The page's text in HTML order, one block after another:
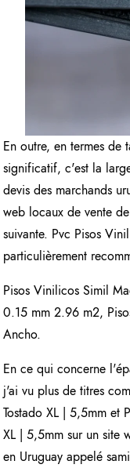
En outre, en termes de
significatif, c'est la
devis des marchands
web locaux de vente
suivante. Pvc Pisos
particulièrement
Pisos Vinilicos Simil
0.15 mm 2.96 m2,
Ancho.
En ce qui concerne
j'ai vu plus de titres
Tostado XL | 5,5mm et
XL | 5,5mm sur un site
en Uruguay appelé